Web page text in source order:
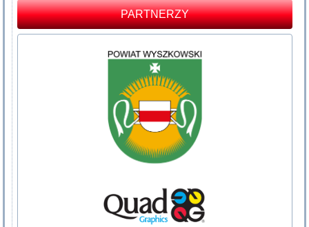
PARTNERZY